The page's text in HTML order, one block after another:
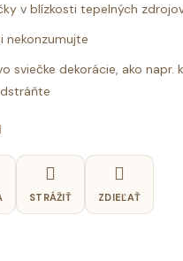
v blízkosti tepelných
nekonzumujte
sviečke dekorácie, ako napr.
STRÁŽIŤ ZDIEĽAŤ